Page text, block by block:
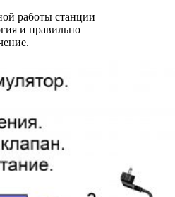
работы станции
и правильно